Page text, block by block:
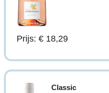
Prijs: € 18,29
Classic